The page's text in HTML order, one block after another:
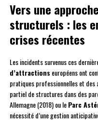
Vers une
structurels : les
crises récentes
Les incidents survenus ces
d’attractions européens ont
pratiques professionnelles et des
partiel de structures dans des
Allemagne (2018) ou leParc
nécessité d’une gestion